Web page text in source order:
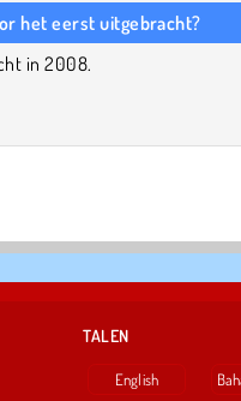
het eerst uitgebracht?
in 2008.
TALEN
English